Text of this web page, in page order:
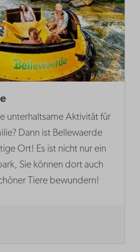
unterhaltsame Aktivität für
Dann ist Bellewaerde
Ort! Es ist nicht nur ein
Sie können dort auch
Tiere bewundern!